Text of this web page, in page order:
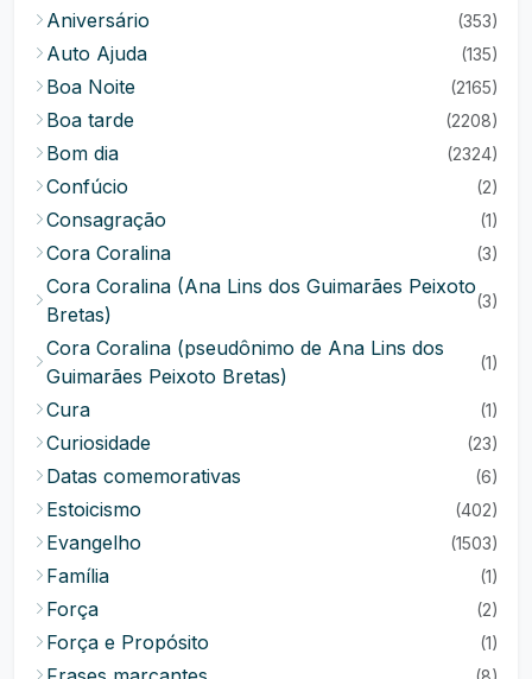
Aniversário (353)
Auto Ajuda (135)
Boa Noite (2165)
Boa tarde (2208)
Bom dia (2324)
Confúcio (2)
Consagração (1)
Cora Coralina (3)
Cora Coralina (Ana Lins dos Guimarães Peixoto
Bretas)
(3)
Cora Coralina (pseudônimo de Ana Lins dos
Guimarães Peixoto Bretas)
(1)
Cura (1)
Curiosidade (23)
Datas comemorativas (6)
Estoicismo (402)
Evangelho (1503)
Família (1)
Força (2)
Força e Propósito (1)